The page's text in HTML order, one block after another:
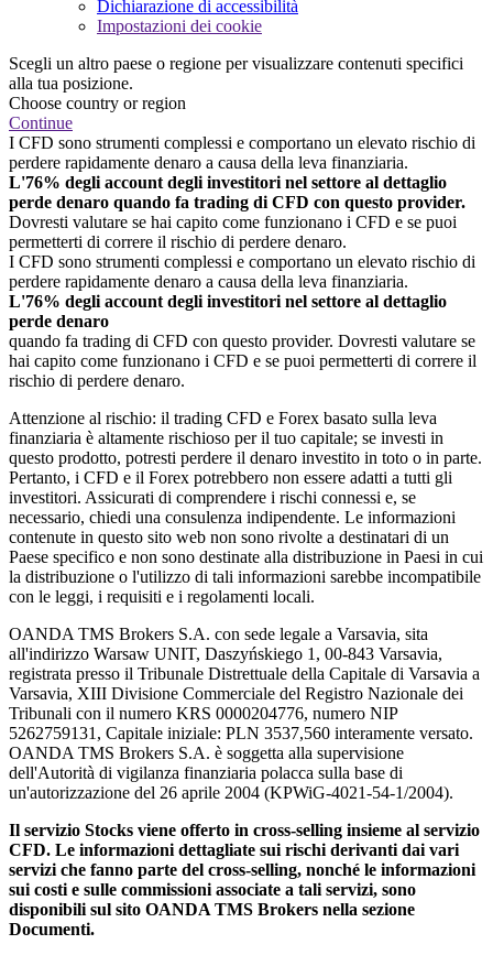
Dichiarazione di accessibilità
Impostazioni dei cookie
Scegli un altro paese o regione per visualizzare contenuti specifici
alla tua posizione.
Choose country or region
Continue
I CFD sono strumenti complessi e comportano un elevato rischio di
perdere rapidamente denaro a causa della leva finanziaria.
L'76% degli account degli investitori nel settore al dettaglio
perde denaro quando fa trading di CFD con questo provider.
Dovresti valutare se hai capito come funzionano i CFD e se puoi
permetterti di correre il rischio di perdere denaro.
I CFD sono strumenti complessi e comportano un elevato rischio di
perdere rapidamente denaro a causa della leva finanziaria.
L'76% degli account degli investitori nel settore al dettaglio
perde denaro
quando fa trading di CFD con questo provider. Dovresti valutare se
hai capito come funzionano i CFD e se puoi permetterti di correre il
rischio di perdere denaro.
Attenzione al rischio: il trading CFD e Forex basato sulla leva
finanziaria è altamente rischioso per il tuo capitale; se investi in
questo prodotto, potresti perdere il denaro investito in toto o in parte.
Pertanto, i CFD e il Forex potrebbero non essere adatti a tutti gli
investitori. Assicurati di comprendere i rischi connessi e, se
necessario, chiedi una consulenza indipendente. Le informazioni
contenute in questo sito web non sono rivolte a destinatari di un
Paese specifico e non sono destinate alla distribuzione in Paesi in cui
la distribuzione o l'utilizzo di tali informazioni sarebbe incompatibile
con le leggi, i requisiti e i regolamenti locali.
OANDA TMS Brokers S.A. con sede legale a Varsavia, sita
all'indirizzo Warsaw UNIT, Daszyńskiego 1, 00-843 Varsavia,
registrata presso il Tribunale Distrettuale della Capitale di Varsavia a
Varsavia, XIII Divisione Commerciale del Registro Nazionale dei
Tribunali con il numero KRS 0000204776, numero NIP
5262759131, Capitale iniziale: PLN 3537,560 interamente versato.
OANDA TMS Brokers S.A. è soggetta alla supervisione
dell'Autorità di vigilanza finanziaria polacca sulla base di
un'autorizzazione del 26 aprile 2004 (KPWiG-4021-54-1/2004).
Il servizio Stocks viene offerto in cross-selling insieme al servizio
CFD. Le informazioni dettagliate sui rischi derivanti dai vari
servizi che fanno parte del cross-selling, nonché le informazioni
sui costi e sulle commissioni associate a tali servizi, sono
disponibili sul sito OANDA TMS Brokers nella sezione
Documenti.